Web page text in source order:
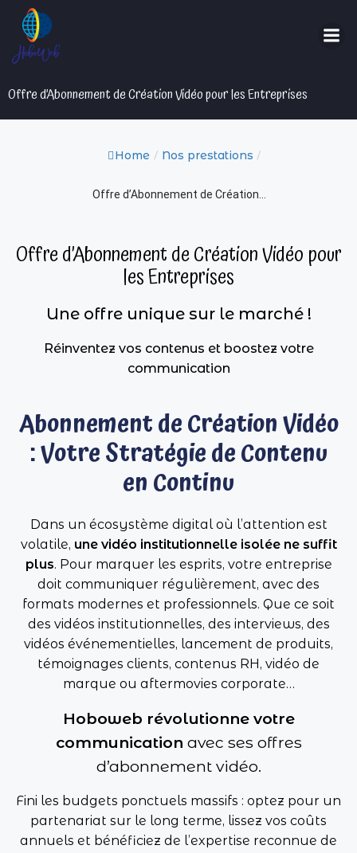
Offre d’Abonnement de Création Vidéo pour les Entreprises
Home / Nos prestations /
Offre d’Abonnement de Création...
Offre d’Abonnement de Création Vidéo pour
les Entreprises
Une offre unique sur le marché !
Réinventez vos contenus et boostez votre
communication
Abonnement de Création Vidéo
: Votre Stratégie de Contenu
en Continu
Dans un écosystème digital où l’attention est
volatile, une vidéo institutionnelle isolée ne suffit
plus. Pour marquer les esprits, votre entreprise
doit communiquer régulièrement, avec des
formats modernes et professionnels. Que ce soit
des vidéos institutionnelles, des interviews, des
vidéos événementielles, lancement de produits,
témoignages clients, contenus RH, vidéo de
marque ou aftermovies corporate…
Hoboweb révolutionne votre
communication avec ses offres
d’abonnement vidéo.
Fini les budgets ponctuels massifs : optez pour un
partenariat sur le long terme, lissez vos coûts
annuels et bénéficiez de l’expertise reconnue de